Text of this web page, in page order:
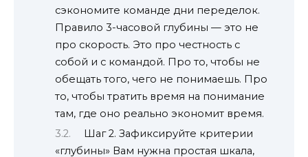
сэкономите команде дни переделок.
Правило 3-часовой глубины — это не
про скорость. Это про честность с
собой и с командой. Про то, чтобы не
обещать того, чего не понимаешь. Про
то, чтобы тратить время на понимание
там, где оно реально экономит время.
Шаг 2. Зафиксируйте критерии
«глубины» Вам нужна простая шкала,